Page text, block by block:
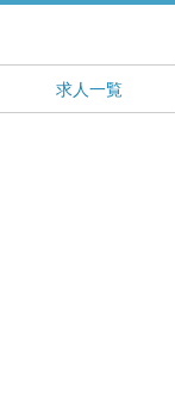
求人一覧